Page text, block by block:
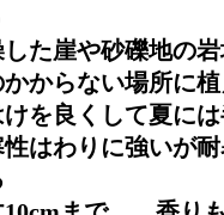
た崖や砂礫地の
かからない場所
を良くして夏に
性はわりに強い